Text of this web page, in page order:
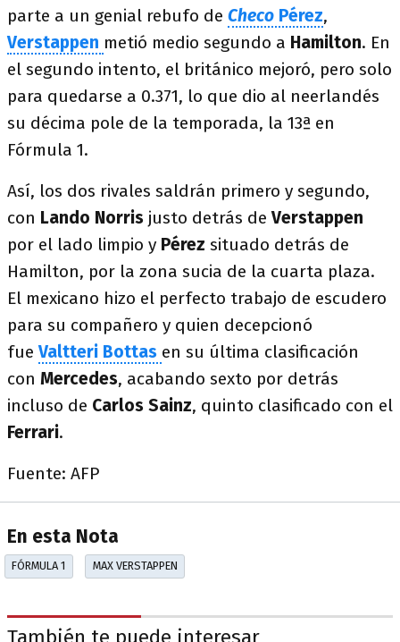
parte a un genial rebufo de Checo Pérez,
Verstappen metió medio segundo a Hamilton. En
el segundo intento, el británico mejoró, pero solo
para quedarse a 0.371, lo que dio al neerlandés
su décima pole de la temporada, la 13ª en
Fórmula 1.
Así, los dos rivales saldrán primero y segundo,
con Lando Norris justo detrás deVerstappen
por el lado limpio y Pérez situado detrás de
Hamilton, por la zona sucia de la cuarta plaza.
El mexicano hizo el perfecto trabajo de escudero
para su compañero y quien decepcionó
fueValtteri Bottas en su última clasificación
con Mercedes, acabando sexto por detrás
incluso de Carlos Sainz, quinto clasificado con el
Ferrari.
Fuente: AFP
En esta Nota
FÓRMULA 1 MAX VERSTAPPEN